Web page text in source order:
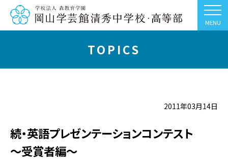
MENU
TOPICS
2011年03月14日
続・英語プレゼンテーションコンテスト
～受賞者編～